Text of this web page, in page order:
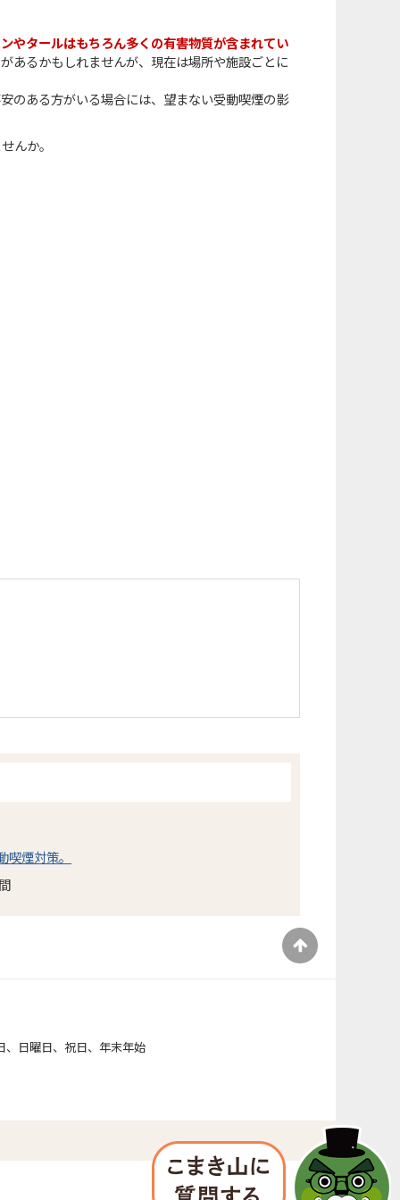
やタールはもちろん多くの有害物質が含まれてい
あるかもしれませんが、現在は場所や施設ごとに
のある方がいる場合には、望まない受動喫煙の影
んか。
煙対策。
、日曜日、祝日、年末年始